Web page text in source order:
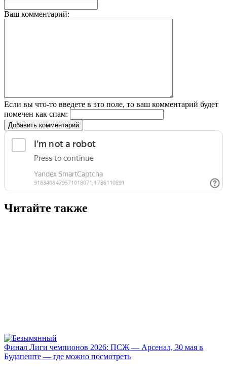
Ваш комментарий:
Если вы что-то введете в это поле, то ваш комментарий будет
помечен как спам:
Добавить комментарий
Читайте также
Финал Лиги чемпионов 2026: ПСЖ — Арсенал, 30 мая в
Будапеште — где можно посмотреть